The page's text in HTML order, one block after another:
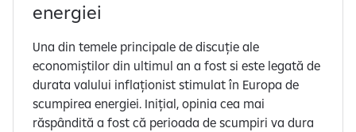
energiei
Una din temele principale de discuție ale
economiștilor din ultimul an a fost si este legată de
durata valului inflaționist stimulat în Europa de
scumpirea energiei. Inițial, opinia cea mai
răspândită a fost că perioada de scumpiri va dura